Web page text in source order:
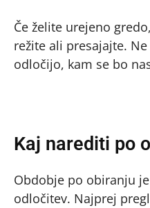
Če želite urejeno
režite ali presajajte.
odločijo, kam se bo
Kaj narediti po
Obdobje po obiranju
odločitev. Najprej